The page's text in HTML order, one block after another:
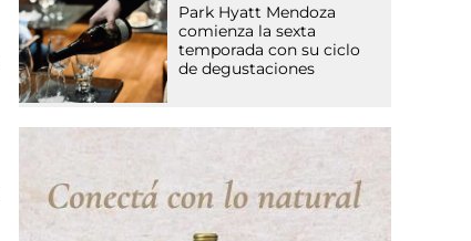
Park Hyatt Mendoza
comienza la sexta
temporada con su ciclo
de degustaciones